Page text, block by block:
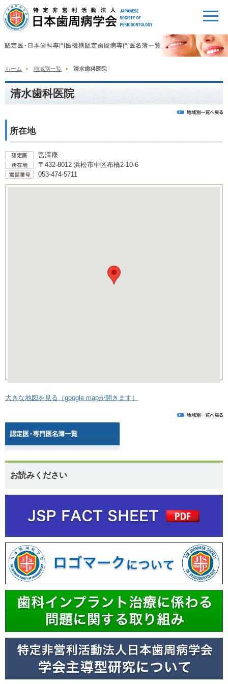
ホーム 地域別一覧 清水歯科医院
清水歯科医院
所在地
宮澤康
〒432-8012 浜松市中区布橋2-10-6
053-474-5711
大きな地図を見る（google mapが開きます）
お読みください